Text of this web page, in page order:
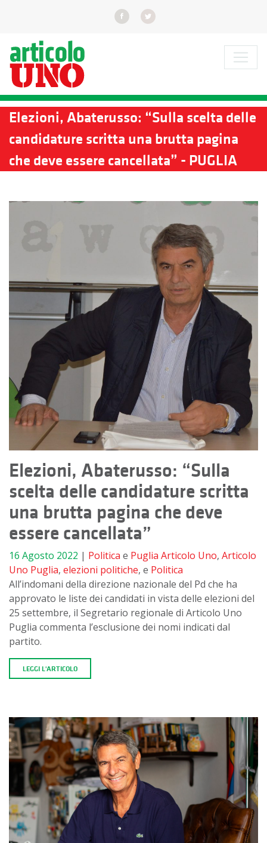
Elezioni, Abaterusso: “Sulla scelta delle
candidature scritta una brutta pagina
che deve essere cancellata” - PUGLIA
Elezioni, Abaterusso: “Sulla
scelta delle candidature scritta
una brutta pagina che deve
essere cancellata”
16 Agosto 2022 | Politica e Puglia Articolo Uno, Articolo
Uno Puglia, elezioni politiche, e Politica
All’indomani della direzione nazionale del Pd che ha
approvato le liste dei candidati in vista delle elezioni del
25 settembre, il Segretario regionale di Articolo Uno
Puglia commenta l’esclusione dei nomi indicati dal
partito.
LEGGI L'ARTICOLO